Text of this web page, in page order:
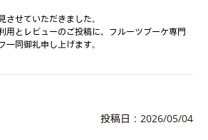
せていただきました。
用とレビューのご投稿に、フルーツブーケ専門
同御礼申し上げます。
投稿日：2026/05/04